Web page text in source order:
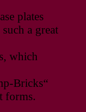
plates
a great
which
Bricks“
forms.